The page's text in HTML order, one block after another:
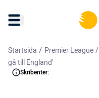
Startsida / Premier League/
gå till England'
Skribenter: